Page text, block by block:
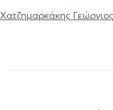
Χατζημαρκάκης Γεώργιος